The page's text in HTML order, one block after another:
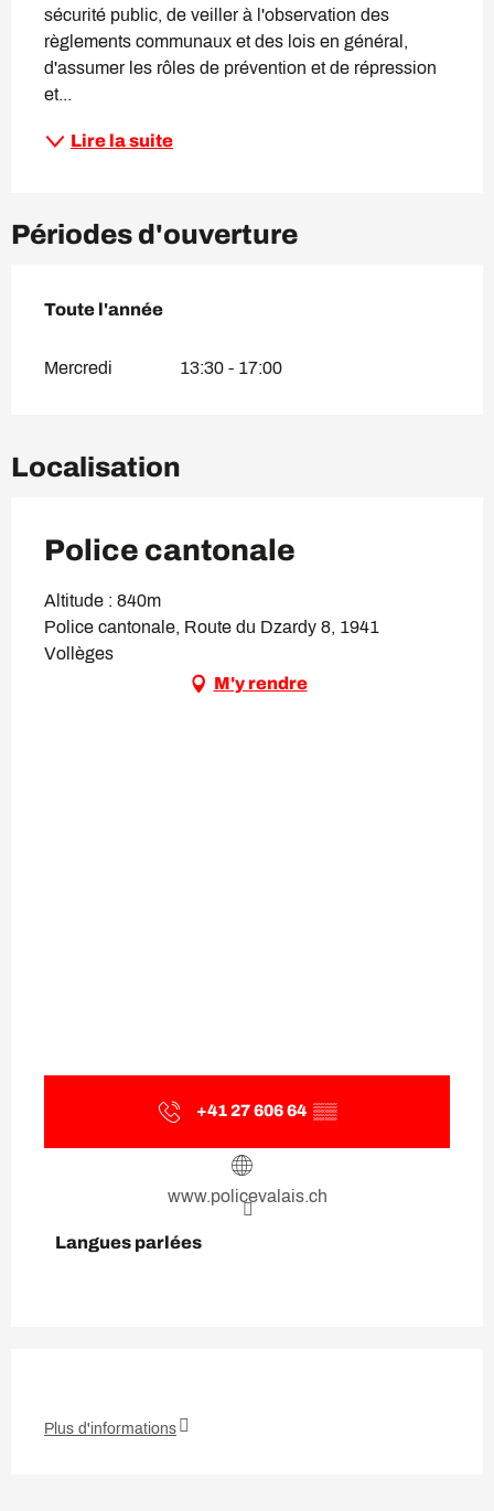
sécurité public, de veiller à l'observation des
règlements communaux et des lois en général,
d'assumer les rôles de prévention et de répression
et...
Lire la suite
Périodes d'ouverture
Toute l'année
Toute l'année
Mercredi 13:30 - 17:00
Localisation
Police cantonale
Altitude : 840m
Police cantonale, Route du Dzardy 8, 1941
Vollèges
M'y rendre
+41 27 606 64 ▒▒
www.policevalais.ch
Langues parlées
Langues parlées
Plus d'informations